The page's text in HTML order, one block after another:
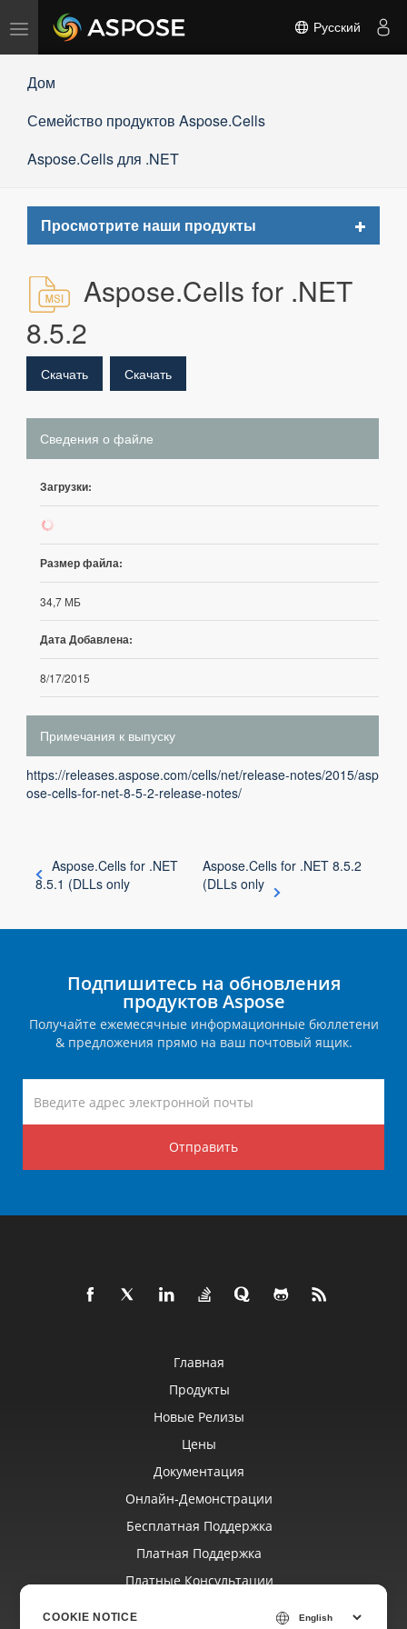
Переключить
навигацию
Русский
Дом
Семейство продуктов Aspose.Cells
Aspose.Cells для .NET
Просмотрите наши продукты
Toggle
Aspose.Cells for .NET
8.5.2
Скачать Скачать
Сведения о файле
Загрузки:
902
Размер файла:
34,7 МБ
Дата Добавлена:
8/17/2015
Примечания к выпуску
https://releases.aspose.com/cells/net/release-notes/2015/asp
ose-cells-for-net-8-5-2-release-notes/
Aspose.Cells for .NET
8.5.1 (DLLs only
Aspose.Cells for .NET 8.5.2
(DLLs only
Подпишитесь на обновления
продуктов Aspose
Получайте ежемесячные информационные бюллетени
& предложения прямо на ваш почтовый ящик.
Отправить
Главная
Продукты
Новые Релизы
Цены
Документация
Онлайн‑демонстрации
Бесплатная Поддержка
Платная Поддержка
Платные Консультации
COOKIE NOTICE